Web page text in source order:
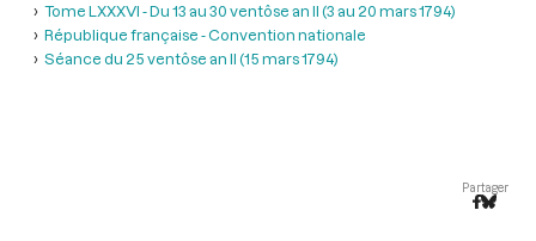
Tome LXXXVI - Du 13 au 30 ventôse an II (3 au 20 mars 1794)
République française - Convention nationale
Séance du 25 ventôse an II (15 mars 1794)
Partager